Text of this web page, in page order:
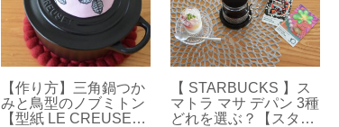
【作り方】三角鍋つか
みと鳥型のノブミトン
【型紙 LE CREUSET
【 STARBUCKS 】ス
マトラ マサ デパン 3種
どれを選ぶ？【スター